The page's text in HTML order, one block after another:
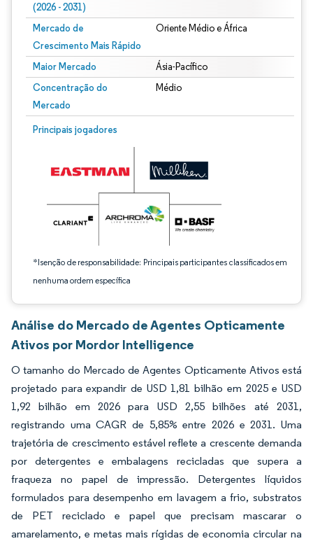
(2026 - 2031)
Mercado de
Crescimento Mais Rápido
Oriente Médio e África
Maior Mercado Ásia-Pacífico
Concentração do
Mercado
Médio
Principais jogadores
*Isenção de responsabilidade: Principais participantes classificados em
nenhuma ordem específica
Imagem © Mordor Intelligence. O reuso requer atribuição conforme CC BY 4.0.
Análise do Mercado de Agentes Opticamente
Ativos por Mordor Intelligence
O tamanho do Mercado de Agentes Opticamente Ativos está
projetado para expandir de USD 1,81 bilhão em 2025 e USD
1,92 bilhão em 2026 para USD 2,55 bilhões até 2031,
registrando uma CAGR de 5,85% entre 2026 e 2031. Uma
trajetória de crescimento estável reflete a crescente demanda
por detergentes e embalagens recicladas que supera a
fraqueza no papel de impressão. Detergentes líquidos
formulados para desempenho em lavagem a frio, substratos
de PET reciclado e papel que precisam mascarar o
amarelamento, e metas mais rígidas de economia circular na